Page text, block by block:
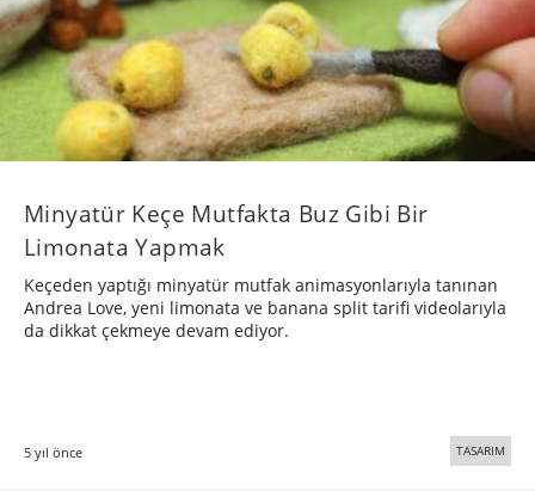
Minyatür Keçe Mutfakta Buz Gibi Bir
Limonata Yapmak
Keçeden yaptığı minyatür mutfak animasyonlarıyla tanınan
Andrea Love, yeni limonata ve banana split tarifi videolarıyla
da dikkat çekmeye devam ediyor.
5 yıl önce TASARIM